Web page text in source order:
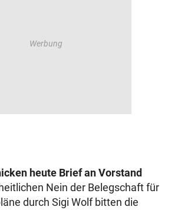
heute Brief an Vorstand
Nein der Belegschaft für
durch Sigi Wolf bitten die